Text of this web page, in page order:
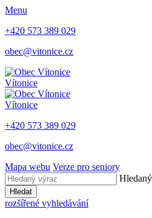
Menu
+420 573 389 029
obec@vitonice.cz
Vítonice
Vítonice
+420 573 389 029
obec@vitonice.cz
Mapa webu Verze pro seniory
Hledat
rozšířené vyhledávání